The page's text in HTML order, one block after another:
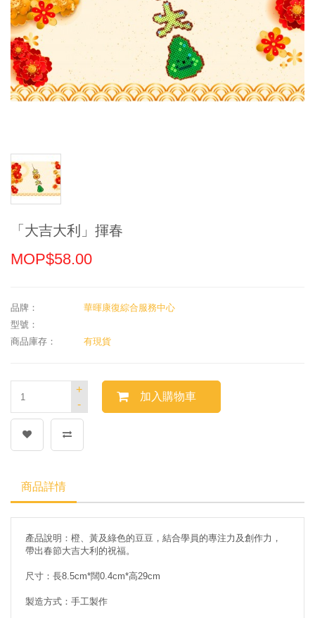
「大吉大利」揮春
MOP$58.00
品牌：
華暉康復綜合服務中心
型號：
商品庫存：
有現貨
-
+
加入購物車
商品詳情
產品說明：橙、黃及綠色的豆豆，結合學員的專注力及創作力，
帶出春節大吉大利的祝福。
尺寸：長8.5cm*闊0.4cm*高29cm
製造方式：手工製作